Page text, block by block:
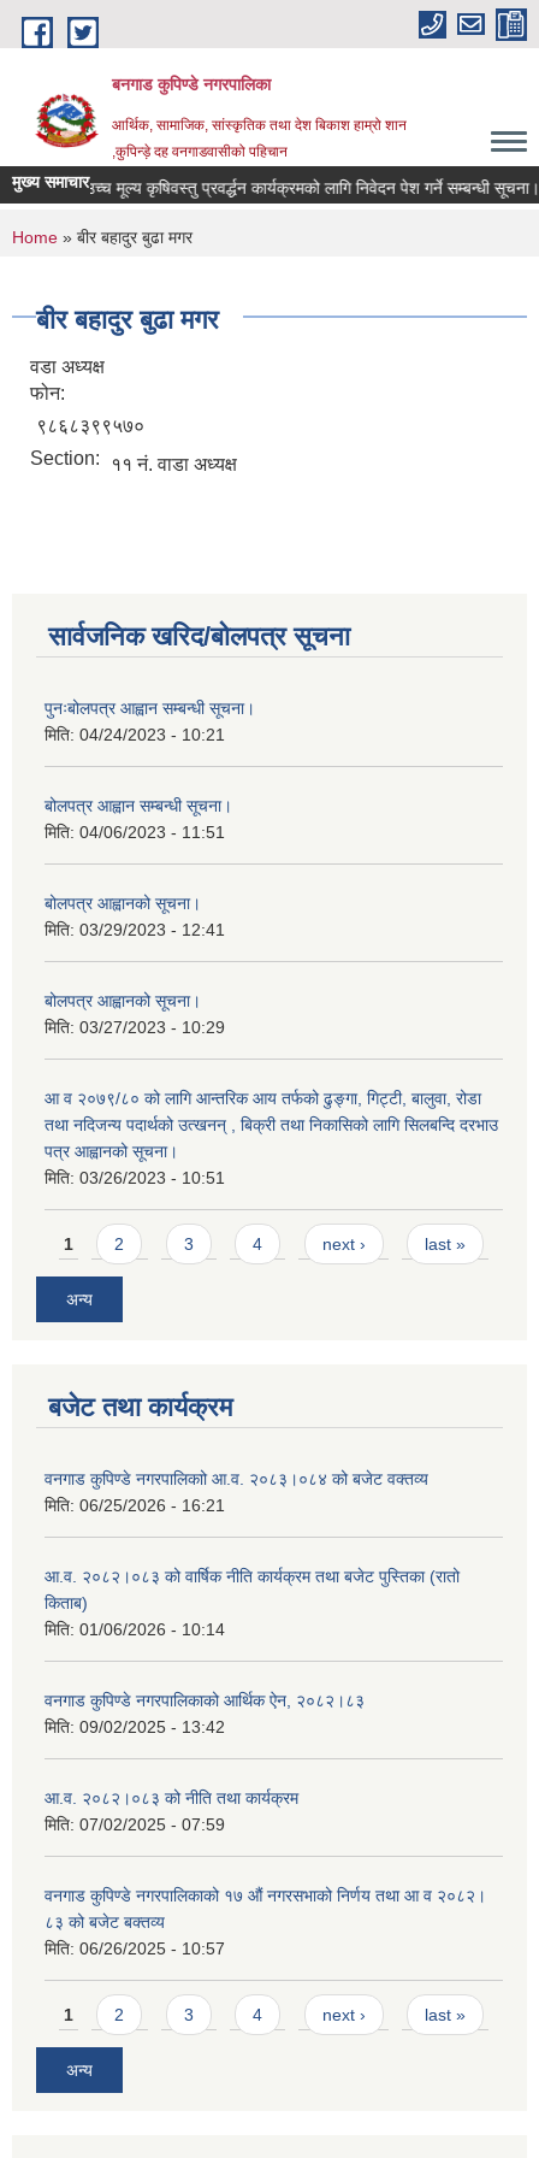
Skip to main content
बनगाड कुपिण्डे नगरपालिका
आर्थिक, सामाजिक, सांस्कृतिक तथा देश बिकाश हाम्रो शान
,कुपिन्ड़े दह वनगाडवासीको पहिचान
मुख्य समाचारउच्च मूल्य कृषिवस्तु प्रवर्द्धन कार्यक्रमको लागि निवेदन पेश गर्ने सम्बन्धी सूचना।
You are here
Home » बीर बहादुर बुढा मगर
बीर बहादुर बुढा मगर
वडा अध्यक्ष
फोन:
९८६८३९९५७०
Section:
११ नं. वाडा अध्यक्ष
सार्वजनिक खरिद/बोलपत्र सूचना
पुनःबोलपत्र आह्वान सम्बन्धी सूचना।
मिति: 04/24/2023 - 10:21
बोलपत्र आह्वान सम्बन्धी सूचना।
मिति: 04/06/2023 - 11:51
बोलपत्र आह्वानको सूचना।
मिति: 03/29/2023 - 12:41
बोलपत्र आह्वानको सूचना।
मिति: 03/27/2023 - 10:29
आ व २०७९/८० को लागि आन्तरिक आय तर्फको ढुङ्गा, गिट्टी, बालुवा, रोडा
तथा नदिजन्य पदार्थको उत्खनन् , बिक्री तथा निकासिको लागि सिलबन्दि दरभाउ
पत्र आह्वानको सूचना।
मिति: 03/26/2023 - 10:51
Pages
1 2 3 4 next › last »
अन्य
बजेट तथा कार्यक्रम
वनगाड कुपिण्डे नगरपालिकाो आ.व. २०८३।०८४ को बजेट वक्तव्य
मिति: 06/25/2026 - 16:21
आ.व. २०८२।०८३ को वार्षिक नीति कार्यक्रम तथा बजेट पुस्तिका (रातो
किताब)
मिति: 01/06/2026 - 10:14
वनगाड कुपिण्डे नगरपालिकाको आर्थिक ऐन, २०८२।८३
मिति: 09/02/2025 - 13:42
आ.व. २०८२।०८३ को नीति तथा कार्यक्रम
मिति: 07/02/2025 - 07:59
वनगाड कुपिण्डे नगरपालिकाको १७ ‍औं नगरसभाको निर्णय तथा आ व २०८२।
८३ को बजेट बक्तव्य
मिति: 06/26/2025 - 10:57
Pages
1 2 3 4 next › last »
अन्य